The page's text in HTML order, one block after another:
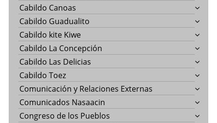
Cabildo Canoas
Cabildo Guadualito
Cabildo kite Kiwe
Cabildo La Concepción
Cabildo Las Delicias
Cabildo Toez
Comunicación y Relaciones Externas
Comunicados Nasaacin
Congreso de los Pueblos